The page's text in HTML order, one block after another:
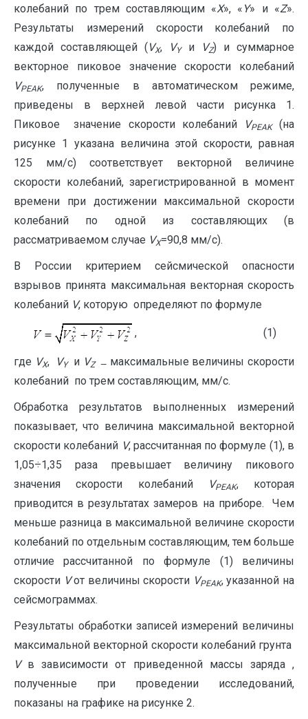
колебаний по трем составляющим «Х», « Y» и «Z».
Результаты измерений скорости колебаний по
каждой составляющей (VX, VYи VZ) и суммарное
векторное пиковое значение скорости колебаний
VPEAK, полученные в автоматическом режиме,
приведены в верхней левой части рисунка 1.
Пиковое значение скорости колебаний
VPEAK(на
рисунке 1 указана величина этой скорости, равная
125 мм/с) соответствует векторной величине
скорости колебаний, зарегистрированной в момент
времени при достижении максимальной скорости
колебаний по одной из составляющих (в
рассматриваемом случае VX=90,8 мм/с).
В России критерием сейсмической опасности
взрывов принята максимальная векторная скорость
колебаний V, которую определяют по формуле
, (1)
где VX, VYи VZ — максимальные величины скорости
колебаний по трем составляющим, мм/с.
Обработка результатов выполненных измерений
показывает, что величина максимальной векторной
скорости колебаний V, рассчитанная по формуле (1), в
1,05÷1,35 раза превышает величину пикового
значения скорости колебаний
VPEAK, которая
приводится в результатах замеров на приборе. Чем
меньше разница в максимальной величине скорости
колебаний по отдельным составляющим, тем больше
отличие рассчитанной по формуле (1) величины
скорости Vот величины скорости VPEAK, указанной на
сейсмограммах.
Результаты обработки записей измерений величины
максимальной векторной скорости колебаний грунта
Vв зависимости от приведенной массы заряда ,
полученные при проведении исследований,
показаны на графике на рисунке 2.